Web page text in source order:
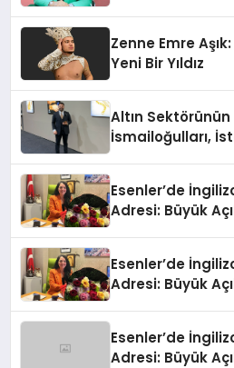
Zenne Emre
Yeni Bir Yıldız
Altın
İsmailoğulları,
Esenler’de
Adresi: Büyük
Esenler’de
Adresi: Büyük
Esenler’de
Adresi: Büyük